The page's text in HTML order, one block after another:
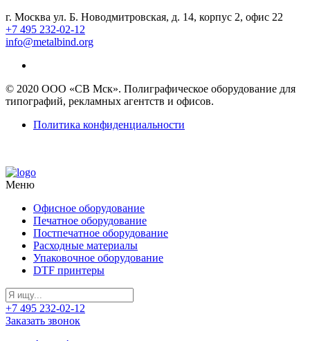
г. Москва ул. Б. Новодмитровская, д. 14, корпус 2, офис 22
+7 495 232-02-12
info@metalbind.org
© 2020 ООО «СВ Мск». Полиграфическое оборудование для
типографий, рекламных агентств и офисов.
Политика конфиденциальности
Меню
Офисное оборудование
Печатное оборудование
Постпечатное оборудование
Расходные материалы
Упаковочное оборудование
DTF принтеры
+7 495 232-02-12
Заказать звонок